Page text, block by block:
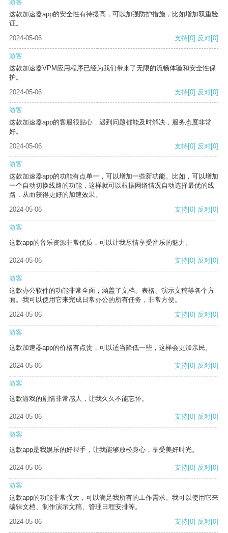
游客
这款加速器app的安全性有待提高，可以加强防护措施，比如增加双重验
证。
2024-05-06
支持[0] 反对[0]
游客
这款加速器VPM应用程序已经为我们带来了无限的流畅体验和安全性保
护。
2024-05-06
支持[0] 反对[0]
游客
这款加速器app的客服很贴心，遇到问题都能及时解决，服务态度非常
好。
2024-05-06
支持[0] 反对[0]
游客
这款加速器app的功能有点单一，可以增加一些新功能。比如，可以增加
一个自动切换线路的功能，这样就可以根据网络情况自动选择最优的线
路，从而获得更好的加速效果。
2024-05-06
支持[0] 反对[0]
游客
这款app的音乐资源非常优质，可以让我尽情享受音乐的魅力。
2024-05-06 支持[0] 反对[0]
游客
这款办公软件的功能非常全面，涵盖了文档、表格、演示文稿等各个方
面。我可以使用它来完成日常办公的所有任务，非常方便。
2024-05-06
支持[0] 反对[0]
游客
这款加速器app的价格有点贵，可以适当降低一些，这样会更加亲民。
2024-05-06 支持[0] 反对[0]
游客
这款游戏的剧情非常感人，让我久久不能忘怀。
2024-05-06 支持[0] 反对[0]
游客
这款app是我娱乐的好帮手，让我能够放松身心，享受美好时光。
2024-05-06 支持[0] 反对[0]
游客
这款app的功能非常强大，可以满足我所有的工作需求。我可以使用它来
编辑文档、制作演示文稿、管理日程安排等。
2024-05-06
支持[0] 反对[0]